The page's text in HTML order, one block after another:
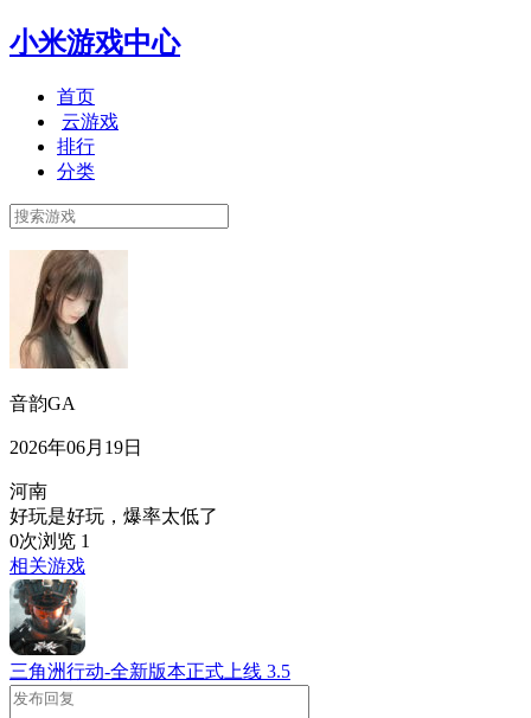
小米游戏中心
首页
云游戏
排行
分类
音韵GA
2026年06月19日
河南
好玩是好玩，爆率太低了
0次浏览 1
相关游戏
三角洲行动-全新版本正式上线 3.5